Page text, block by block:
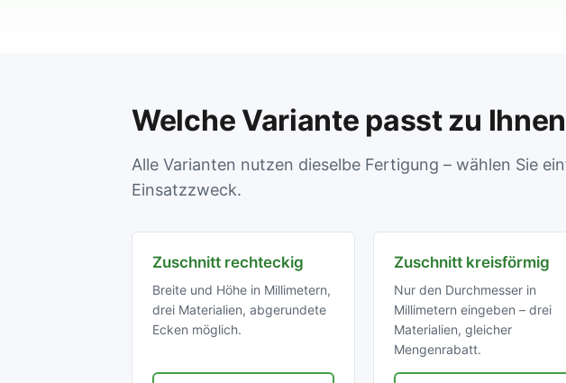
Welche Variante passt zu
Alle Varianten nutzen dieselbe Fertigung – wählen Sie
Einsatzzweck.
Zuschnitt rechteckig
Breite und Höhe in Millimetern,
drei Materialien, abgerundete
Ecken möglich.
Zuschnitt kreisförmig
Nur den Durchmesser in
Millimetern eingeben – drei
Materialien, gleicher
Mengenrabatt.